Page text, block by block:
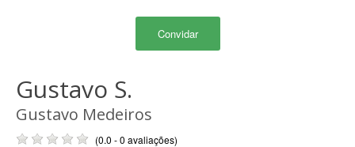
Convidar
Gustavo S.
Gustavo Medeiros
(0.0 - 0 avaliações)